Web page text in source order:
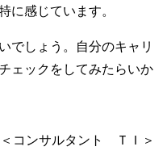
に感じています。
でしょう。自分のキャリ
ェックをしてみたらいか
＜コンサルタント ＴＩ＞